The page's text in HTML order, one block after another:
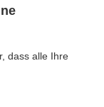
dass alle Ihre